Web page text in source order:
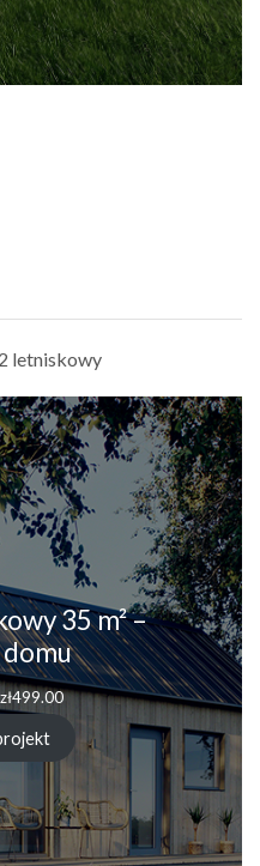
letniskowy
35 m² –
zł499.00Zakres
zł249.00
zł499.00